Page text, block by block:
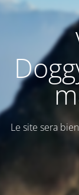
Le site sera